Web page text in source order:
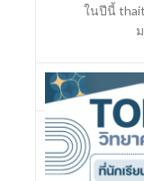
ในปีนี้